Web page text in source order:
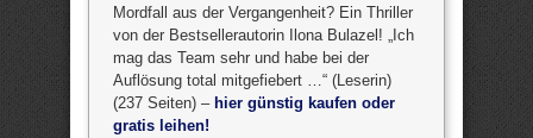
Mordfall aus der Vergangenheit? Ein Thriller
von der Bestsellerautorin Ilona Bulazel! „Ich
mag das Team sehr und habe bei der
Auflösung total mitgefiebert …“ (Leserin)
(237 Seiten) – hier günstig kaufen oder
gratis leihen!